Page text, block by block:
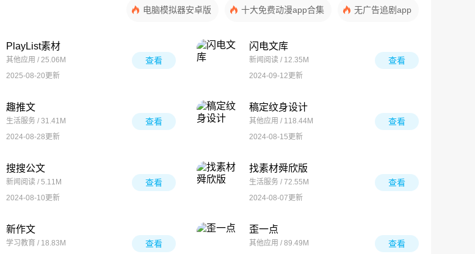
电脑模拟器安卓版 十大免费动漫app合集 无广告追剧app
PlayList素材
其他应用 / 25.06M
2025-08-20更新
查看
闪电文库
新闻阅读 / 12.35M
2024-09-12更新
查看
趣推文
生活服务 / 31.41M
2024-08-28更新
查看
稿定纹身设计
其他应用 / 118.44M
2024-08-15更新
查看
搜搜公文
新闻阅读 / 5.11M
2024-08-10更新
查看
找素材舜欣版
生活服务 / 72.55M
2024-08-07更新
查看
新作文
学习教育 / 18.83M
查看
歪一点
其他应用 / 89.49M
查看